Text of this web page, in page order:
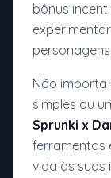
bônus
personagens.
Não importa
simples ou
Sprunki x
ferramentas
vida às suas